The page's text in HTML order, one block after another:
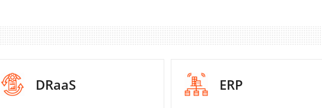
DRaaS ERP